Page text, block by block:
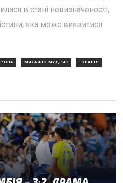
в стані невизначеності,
яка може виявитися
МИХАЙЛО МУДРИК ІСПАНІЯ